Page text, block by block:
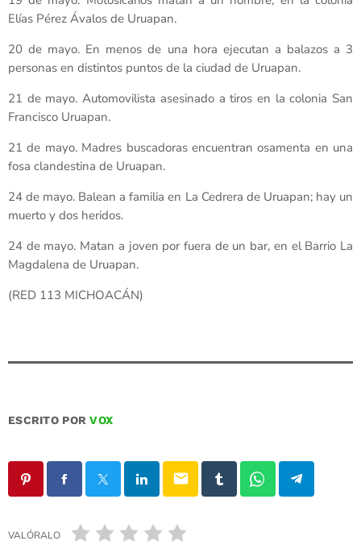
Elías Pérez Ávalos de Uruapan.
20 de mayo. En menos de una hora ejecutan a balazos a 3
personas en distintos puntos de la ciudad de Uruapan.
21 de mayo. Automovilista asesinado a tiros en la colonia San
Francisco Uruapan.
21 de mayo. Madres buscadoras encuentran osamenta en una
fosa clandestina de Uruapan.
24 de mayo. Balean a familia en La Cedrera de Uruapan; hay un
muerto y dos heridos.
24 de mayo. Matan a joven por fuera de un bar, en el Barrio La
Magdalena de Uruapan.
(RED 113 MICHOACÁN)
ESCRITO PORVOX
email
VALÓRALO